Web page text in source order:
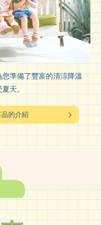
準備了豐富的清涼降溫
天。
的介紹